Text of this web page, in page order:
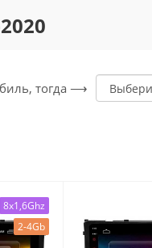
тогда ⟶
8x1,6Ghz
2-4Gb